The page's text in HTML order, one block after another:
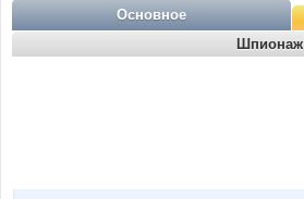
Основное
Шпионаж